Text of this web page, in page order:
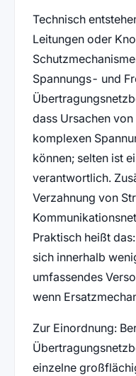
Technisch
Leitungen oder
Spannungs- und
dass Ursachen
komplexen
können; selten ist
verantwortlich.
Verzahnung von
Praktisch heißt
sich innerhalb
umfassendes
wenn
Zur Einordnung:
einzelne